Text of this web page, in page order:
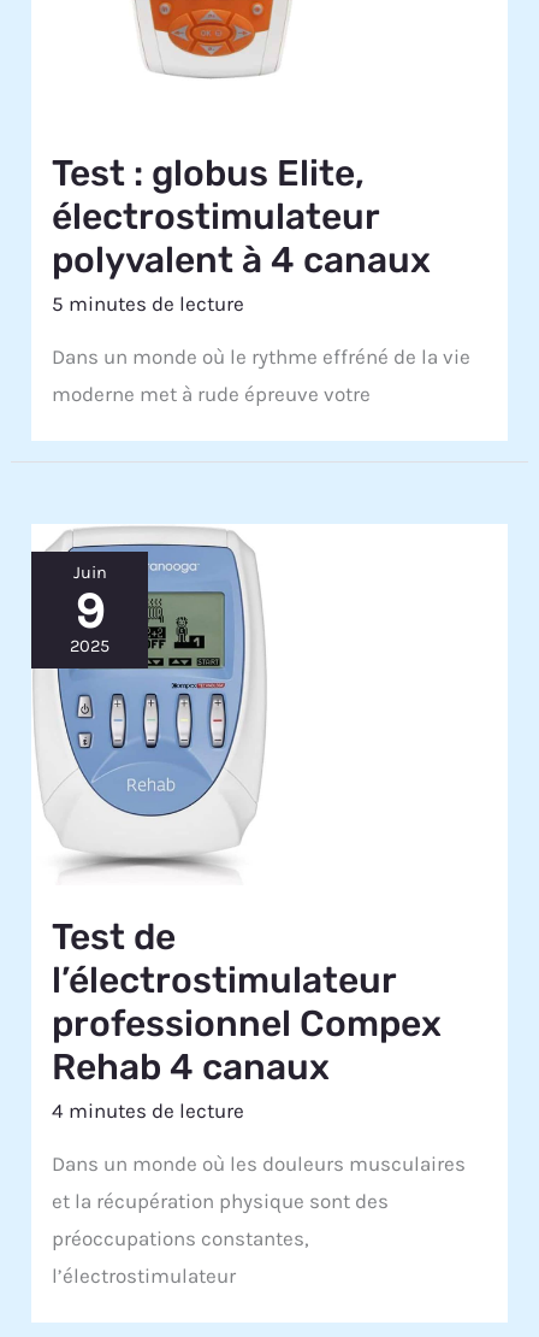
Test : globus Elite,
électrostimulateur
polyvalent à 4 canaux
5 minutes de lecture
Dans un monde où le rythme effréné de la vie
moderne met à rude épreuve votre
Juin
9
2025
Test de
l’électrostimulateur
professionnel Compex
Rehab 4 canaux
4 minutes de lecture
Dans un monde où les douleurs musculaires
et la récupération physique sont des
préoccupations constantes,
l’électrostimulateur